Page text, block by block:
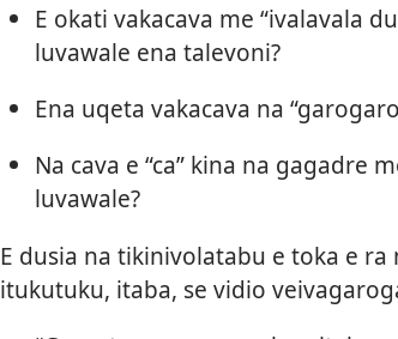
E okati vakacava me “ivalavala
luvawale ena talevoni?
Ena uqeta vakacava na
Na cava e “ca” kina na gagadre
luvawale?
E dusia na tikinivolatabu e toka e
itukutuku, itaba, se vidio